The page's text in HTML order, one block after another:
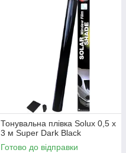
Тонувальна плівка Solux 0,5 х
3 м Super Dark Black
Готово до відправки